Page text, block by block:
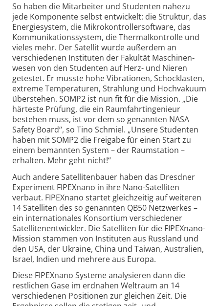
So haben die Mitarbeiter und Studenten nahezu
jede Komponente selbst entwickelt: die Struktur, das
Energie­system, die Mikro­kontroller­software, das
Kommunikations­system, die Thermal­kontrolle und
vieles mehr. Der Satellit wurde außerdem an
verschiedenen Instituten der Fakultät Maschinen­
wesen von den Studenten auf Herz- und Nieren
getestet. Er musste hohe Vibrationen, Schocklasten,
extreme Temperaturen, Strahlung und Hoch­vakuum
überstehen. SOMP2 ist nun fit für die Mission. „Die
härteste Prüfung, die ein Raumfahrt­ingenieur
bestehen muss, ist vor dem so genannten NASA
Safety Board“, so Tino Schmiel. „Unsere Studenten
haben mit SOMP2 die Freigabe für einen Start zu
einem bemannten System – der Raumstation –
erhalten. Mehr geht nicht!“
Auch andere Satellitenbauer haben das Dresdner
Experiment FIPEXnano in ihre Nano-Satelliten
verbaut. FIPEXnano startet gleichzeitig auf weiteren
14 Satelliten des so genannten QB50 Netzwerkes –
ein internationales Konsortium verschiedener
Satelliten­entwickler. Die Satelliten für die FIPEXnano-
Mission stammen von Instituten aus Russland und
den USA, der Ukraine, China und Taiwan, Australien,
Israel, Indien und mehrere aus Europa.
Diese FIPEXnano Systeme analysieren dann die
restlichen Gase im erdnahen Weltraum an 14
verschiedenen Positionen zur gleichen Zeit. Die